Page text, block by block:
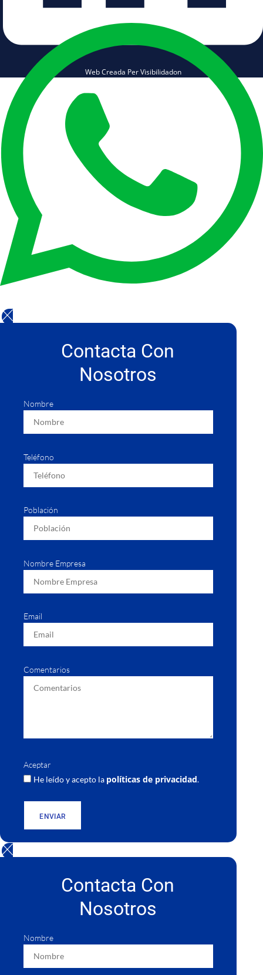
Web Creada Per Visibilidadon
Contacta Con
Nosotros
Nombre
Teléfono
Población
Nombre Empresa
Email
Comentarios
Aceptar
He leído y acepto la políticas de privacidad.
ENVIAR
Contacta Con
Nosotros
Nombre